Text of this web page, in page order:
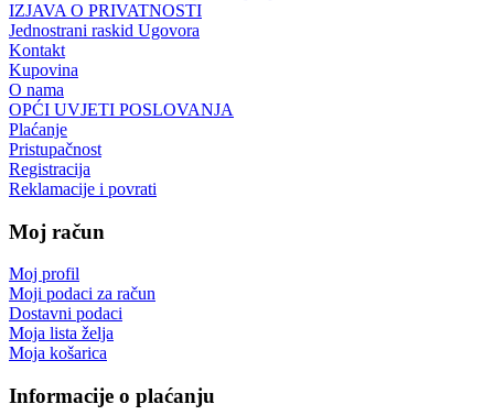
IZJAVA O PRIVATNOSTI
Jednostrani raskid Ugovora
Kontakt
Kupovina
O nama
OPĆI UVJETI POSLOVANJA
Plaćanje
Pristupačnost
Registracija
Reklamacije i povrati
Moj račun
Moj profil
Moji podaci za račun
Dostavni podaci
Moja lista želja
Moja košarica
Informacije o plaćanju